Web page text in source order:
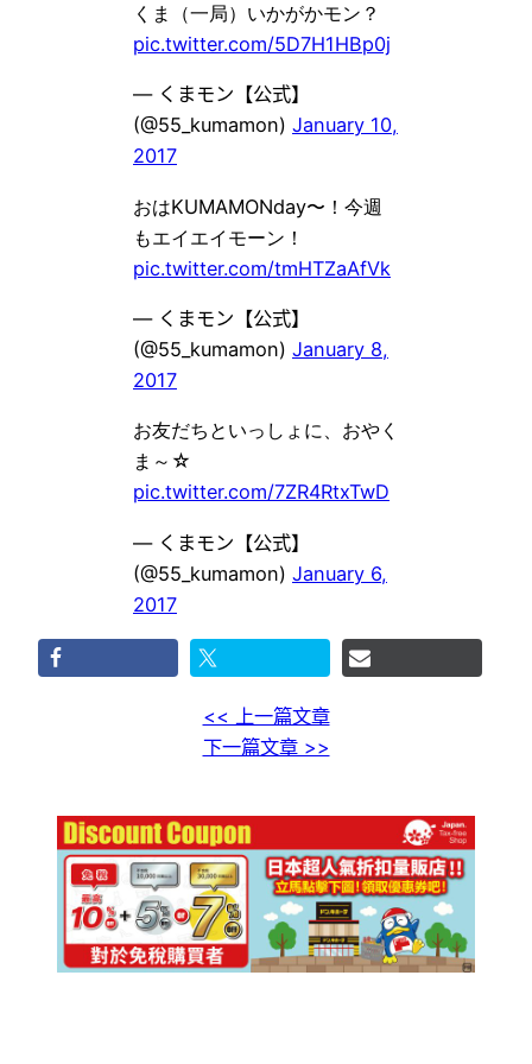
くま（一局）いかがかモン？
pic.twitter.com/5D7H1HBp0j
— くまモン【公式】
(@55_kumamon) January 10,
2017
おはKUMAMONday〜！今週
もエイエイモーン！
pic.twitter.com/tmHTZaAfVk
— くまモン【公式】
(@55_kumamon) January 8,
2017
お友だちといっしょに、おやく
ま～☆
pic.twitter.com/7ZR4RtxTwD
— くまモン【公式】
(@55_kumamon) January 6,
2017
<< 上一篇文章
下一篇文章 >>